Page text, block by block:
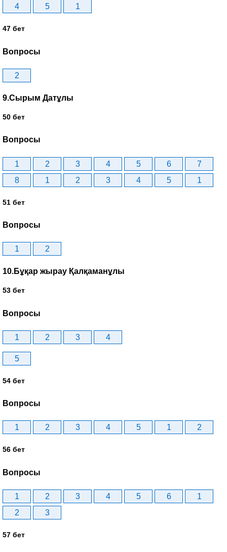
4 5 1
47 бет
Вопросы
2
9.Сырым Датұлы
50 бет
Вопросы
1 2 3 4 5 6
7
8
1 2 3 4 5 1
51 бет
Вопросы
1 2
10.Бұқар жырау Қалқаманұлы
53 бет
Вопросы
1 2 3 4
5
54 бет
Вопросы
1 2 3 4 5 1 2
56 бет
Вопросы
1 2 3 4 5 6
1
2
3
57 бет